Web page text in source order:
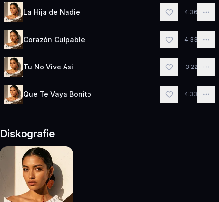
La Hija de Nadie 4:36
Corazón Culpable 4:33
Tu No Vive Asi 3:22
Que Te Vaya Bonito 4:33
Diskografie